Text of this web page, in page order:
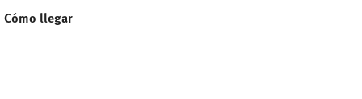
Cómo llegar